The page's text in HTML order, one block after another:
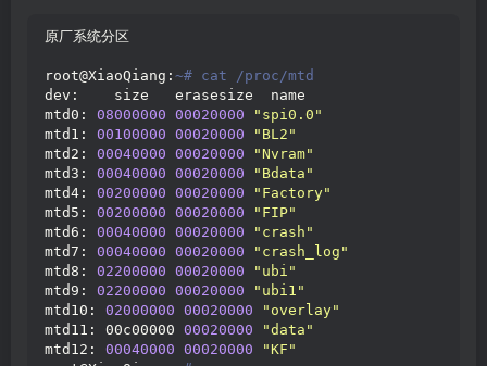
原厂系统分区
root@XiaoQiang: ~# cat /proc/mtd
dev:    size   erasesize  name
mtd0: 08000000 00020000
"spi0.0"
mtd1: 00100000 00020000
"BL2"
mtd2: 00040000 00020000
"Nvram"
mtd3: 00040000 00020000
"Bdata"
mtd4: 00200000 00020000
"Factory"
mtd5: 00200000 00020000
"FIP"
mtd6: 00040000 00020000
"crash"
mtd7: 00040000 00020000
"crash_log"
mtd8: 02200000 00020000
"ubi"
mtd9: 02200000 00020000
"ubi1"
mtd10: 02000000 00020000
"overlay"
mtd11: 00c00000 00020000
"data"
mtd12: 00040000 00020000
"KF"